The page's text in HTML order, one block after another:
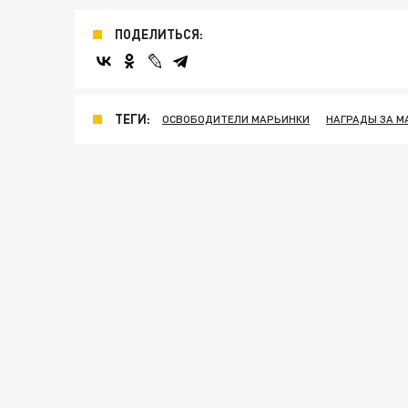
ПОДЕЛИТЬСЯ:
ТЕГИ: ОСВОБОДИТЕЛИ МАРЬИНКИ НАГРАДЫ ЗА